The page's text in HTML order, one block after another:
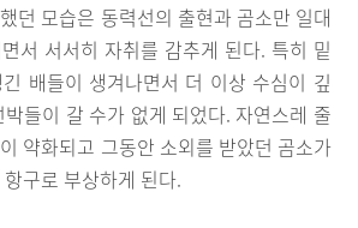
던 모습은 동력선의 출현과 곰소만 일대
서 서서히 자취를 감추게 된다. 특히 밑
배들이 생겨나면서 더 이상 수심이 깊
들이 갈 수가 없게 되었다. 자연스레 줄
약화되고 그동안 소외를 받았던 곰소가
구로 부상하게 된다.